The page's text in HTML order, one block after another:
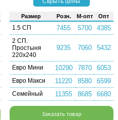
Раз­мер Розн. М-опт Опт
1.5 СП 7455 5700 4385
2 СП.
Простыня
220х240
9235 7060 5432
Евро Мини 10290 7870 6053
Евро Макси 11220 8580 6599
Семейный 11355 8685 6680
Заказать товар